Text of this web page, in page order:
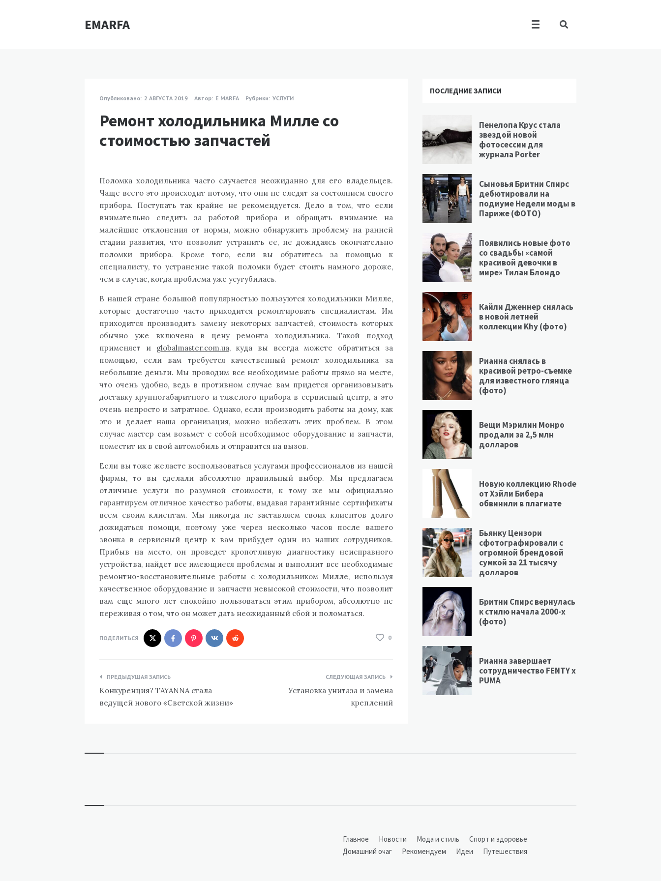
EMARFA
Опубликовано: 2 АВГУСТА 2019 Автор: E MARFA Рубрики: УСЛУГИ
Ремонт холодильника Милле со
стоимостью запчастей
Поломка холодильника часто случается неожиданно для его владельцев.
Чаще всего это происходит потому, что они не следят за состоянием своего
прибора. Поступать так крайне не рекомендуется. Дело в том, что если
внимательно следить за работой прибора и обращать внимание на
малейшие отклонения от нормы, можно обнаружить проблему на ранней
стадии развития, что позволит устранить ее, не дожидаясь окончательно
поломки прибора. Кроме того, если вы обратитесь за помощью к
специалисту, то устранение такой поломки будет стоить намного дороже,
чем в случае, когда проблема уже усугубилась.
В нашей стране большой популярностью пользуются холодильники Милле,
которые достаточно часто приходится ремонтировать специалистам. Им
приходится производить замену некоторых запчастей, стоимость которых
обычно уже включена в цену ремонта холодильника. Такой подход
применяет и globalmaster.com.ua, куда вы всегда можете обратиться за
помощью, если вам требуется качественный ремонт холодильника за
небольшие деньги. Мы проводим все необходимые работы прямо на месте,
что очень удобно, ведь в противном случае вам придется организовывать
доставку крупногабаритного и тяжелого прибора в сервисный центр, а это
очень непросто и затратное. Однако, если производить работы на дому, как
это и делает наша организация, можно избежать этих проблем. В этом
случае мастер сам возьмет с собой необходимое оборудование и запчасти,
поместит их в свой автомобиль и отправится на вызов.
Если вы тоже желаете воспользоваться услугами профессионалов из нашей
фирмы, то вы сделали абсолютно правильный выбор. Мы предлагаем
отличные услуги по разумной стоимости, к тому же мы официально
гарантируем отличное качество работы, выдавая гарантийные сертификаты
всем своим клиентам. Мы никогда не заставляем своих клиентов долго
дожидаться помощи, поэтому уже через несколько часов после вашего
звонка в сервисный центр к вам прибудет один из наших сотрудников.
Прибыв на место, он проведет кропотливую диагностику неисправного
устройства, найдет все имеющиеся проблемы и выполнит все необходимые
ремонтно-восстановительные работы с холодильником Милле, используя
качественное оборудование и запчасти невысокой стоимости, что позволит
вам еще много лет спокойно пользоваться этим прибором, абсолютно не
переживая о том, что он может дать неожиданный сбой и поломаться.
ПОДЕЛИТЬСЯ 0
Навигация
по
записям
ПРЕДЫДУЩАЯ ЗАПИСЬ
Конкуренция? TAYANNA стала
ведущей нового «Светской жизни»
СЛЕДУЮЩАЯ ЗАПИСЬ
Установка унитаза и замена
креплений
ПОСЛЕДНИЕ ЗАПИСИ
Пенелопа Крус стала
звездой новой
фотосессии для
журнала Porter
Сыновья Бритни Спирс
дебютировали на
подиуме Недели моды в
Париже (ФОТО)
Появились новые фото
со свадьбы «самой
красивой девочки в
мире» Тилан Блондо
Кайли Дженнер снялась
в новой летней
коллекции Khy (фото)
Рианна снялась в
красивой ретро-съемке
для известного глянца
(фото)
Вещи Мэрилин Монро
продали за 2,5 млн
долларов
Новую коллекцию Rhode
от Хэйли Бибера
обвинили в плагиате
Бьянку Цензори
сфотографировали с
огромной брендовой
сумкой за 21 тысячу
долларов
Бритни Спирс вернулась
к стилю начала 2000-х
(фото)
Рианна завершает
сотрудничество FENTY х
PUMA
Главное Новости Мода и стиль
Спорт и здоровье
Домашний очаг
Рекомендуем Идеи Путешествия